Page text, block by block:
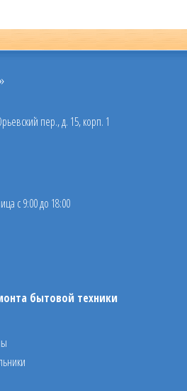
пер., д. 15, корп. 1
с 9:00 до 18:00
бытовой техники